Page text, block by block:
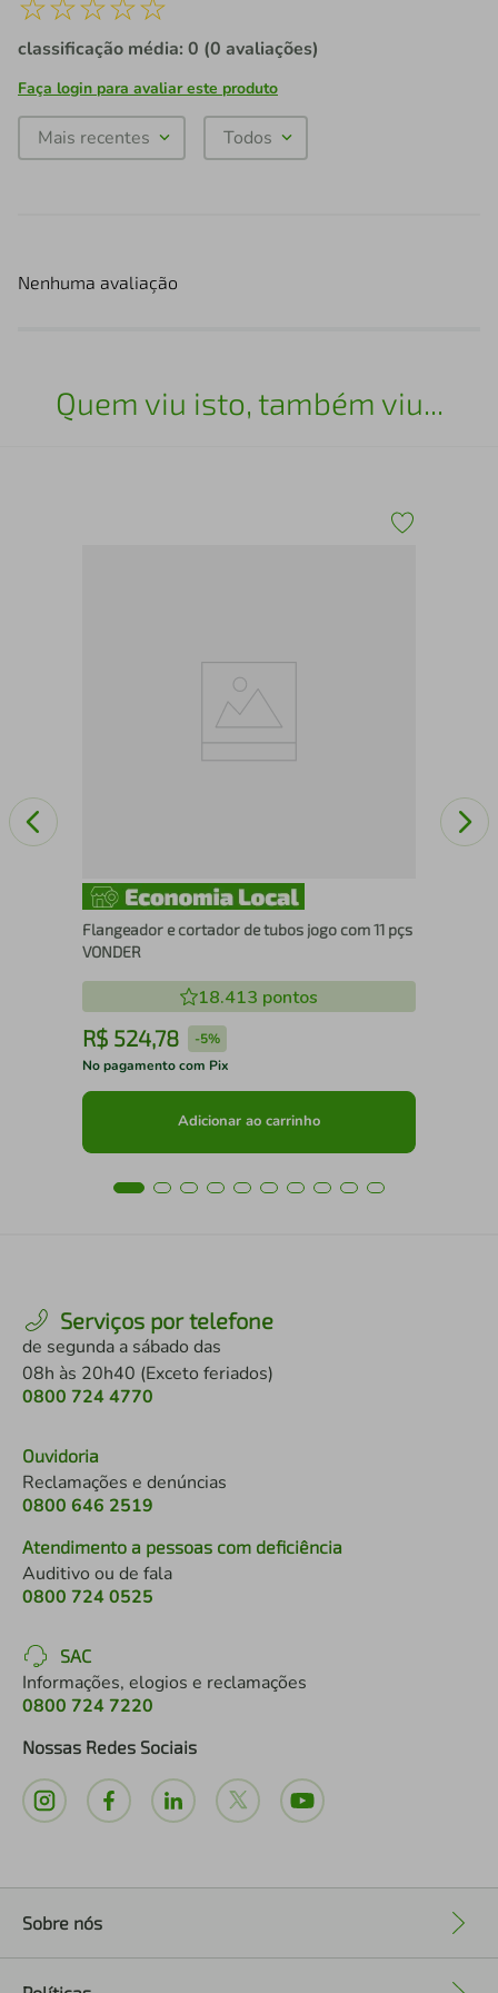
classificação média: 0 (0 avaliações)
Faça login para avaliar este produto
Mais recentes Todos
Nenhuma avaliação
Quem viu isto, também viu...
Flangeador e cortador de tubos jogo com 11 pçs
VONDER
18.413 pontos
R$ 524,78 -5%
No pagamento com Pix
Adicionar ao carrinho
Serviços por telefone
de segunda a sábado das
08h às 20h40 (Exceto feriados)
0800 724 4770
Ouvidoria
Reclamações e denúncias
0800 646 2519
Atendimento a pessoas com deficiência
Auditivo ou de fala
0800 724 0525
SAC
Informações, elogios e reclamações
0800 724 7220
Nossas Redes Sociais
Sobre nós